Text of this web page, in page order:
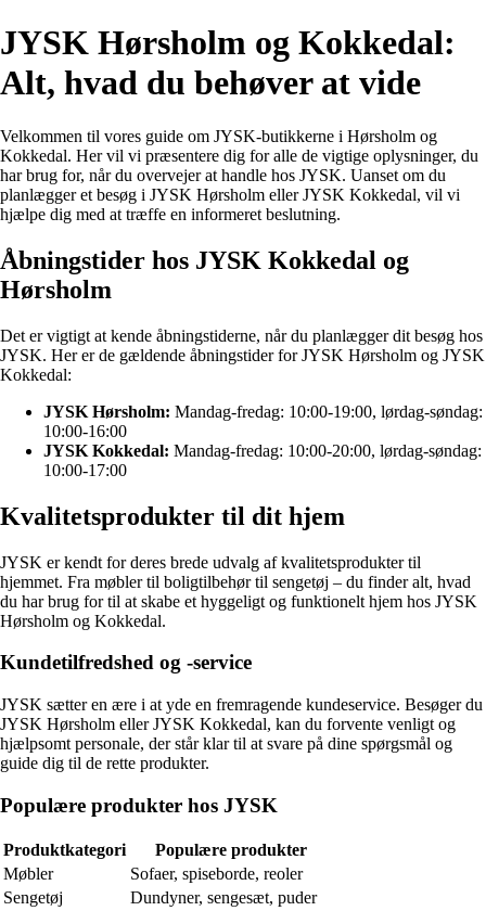
JYSK Hørsholm og Kokkedal:
Alt, hvad du behøver at vide
Velkommen til vores guide om JYSK-butikkerne i Hørsholm og
Kokkedal. Her vil vi præsentere dig for alle de vigtige oplysninger, du
har brug for, når du overvejer at handle hos JYSK. Uanset om du
planlægger et besøg i JYSK Hørsholm eller JYSK Kokkedal, vil vi
hjælpe dig med at træffe en informeret beslutning.
Åbningstider hos JYSK Kokkedal og
Hørsholm
Det er vigtigt at kende åbningstiderne, når du planlægger dit besøg hos
JYSK. Her er de gældende åbningstider for JYSK Hørsholm og JYSK
Kokkedal:
JYSK Hørsholm: Mandag-fredag: 10:00-19:00, lørdag-søndag:
10:00-16:00
JYSK Kokkedal: Mandag-fredag: 10:00-20:00, lørdag-søndag:
10:00-17:00
Kvalitetsprodukter til dit hjem
JYSK er kendt for deres brede udvalg af kvalitetsprodukter til
hjemmet. Fra møbler til boligtilbehør til sengetøj – du finder alt, hvad
du har brug for til at skabe et hyggeligt og funktionelt hjem hos JYSK
Hørsholm og Kokkedal.
Kundetilfredshed og -service
JYSK sætter en ære i at yde en fremragende kundeservice. Besøger du
JYSK Hørsholm eller JYSK Kokkedal, kan du forvente venligt og
hjælpsomt personale, der står klar til at svare på dine spørgsmål og
guide dig til de rette produkter.
Populære produkter hos JYSK
Produktkategori
Populære produkter
Møbler
Sofaer, spiseborde, reoler
Sengetøj
Dundyner, sengesæt, puder